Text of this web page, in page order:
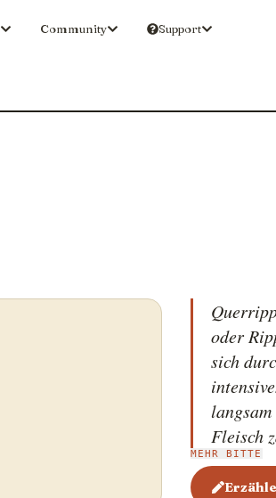
Community Support
oder
sich
Fleisch
Küche
MEHR BITTE